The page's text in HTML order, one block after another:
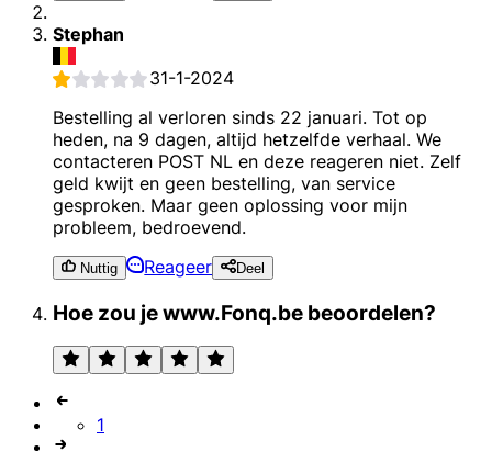
Stephan
31-1-2024
Bestelling al verloren sinds 22 januari. Tot op
heden, na 9 dagen, altijd hetzelfde verhaal. We
contacteren POST NL en deze reageren niet. Zelf
geld kwijt en geen bestelling, van service
gesproken. Maar geen oplossing voor mijn
probleem, bedroevend.
Nuttig Reageer Deel
Hoe zou je www.Fonq.be beoordelen?
1